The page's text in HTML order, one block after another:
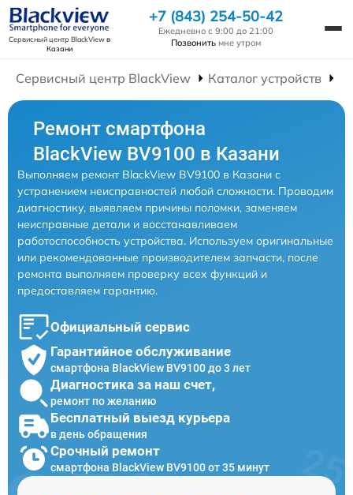
Сервисный центр BlackViewв
Казани
+7 (843) 254-50-42
Ежедневно с 9:00 до 21:00
Позвонить мне утром
Сервисный центр BlackView Каталог устройств
Ремонт смартфона
BlackView BV9100 в Казани
Выполняем ремонт BlackView BV9100 в Казани с
устранением неисправностей любой сложности. Проводим
диагностику, выявляем причины поломки, заменяем
неисправные детали и восстанавливаем
работоспособность устройства. Используем оригинальные
или рекомендованные производителем запчасти, после
ремонта выполняем проверку всех функций и
предоставляем гарантию.
Официальный сервис
Гарантийное обслуживание
смартфона BlackView BV9100 до 3 лет
Диагностика за наш счет,
ремонт по желанию
Бесплатный выезд курьера
в день обращения
Срочный ремонт
смартфона BlackView BV9100 от 35 минут